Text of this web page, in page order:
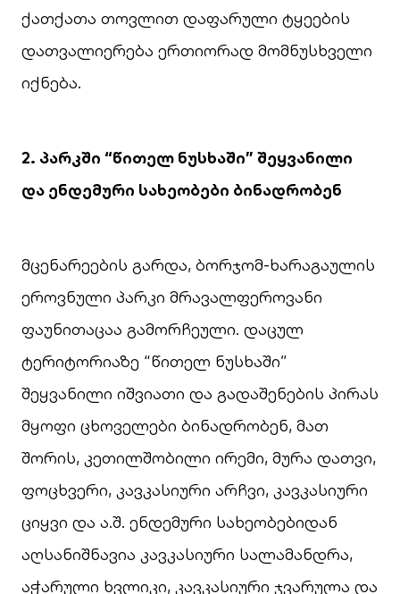
ქათქათა თოვლით დაფარული ტყეების
დათვალიერება ერთიორად მომნუსხველი
იქნება.
2. პარკში “წითელ ნუსხაში” შეყვანილი
და ენდემური სახეობები ბინადრობენ
მცენარეების გარდა, ბორჯომ-ხარაგაულის
ეროვნული პარკი მრავალფეროვანი
ფაუნითაცაა გამორჩეული. დაცულ
ტერიტორიაზე “წითელ ნუსხაში”
შეყვანილი იშვიათი და გადაშენების პირას
მყოფი ცხოველები ბინადრობენ, მათ
შორის, კეთილშობილი ირემი, მურა დათვი,
ფოცხვერი, კავკასიური არჩვი, კავკასიური
ციყვი და ა.შ. ენდემური სახეობებიდან
აღსანიშნავია კავკასიური სალამანდრა,
აჭარული ხვლიკი, კავკასიური ჯვარულა და